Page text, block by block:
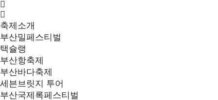
축제소개
부산밀페스티벌
택슐랭
부산항축제
부산바다축제
세븐브릿지 투어
부산국제록페스티벌